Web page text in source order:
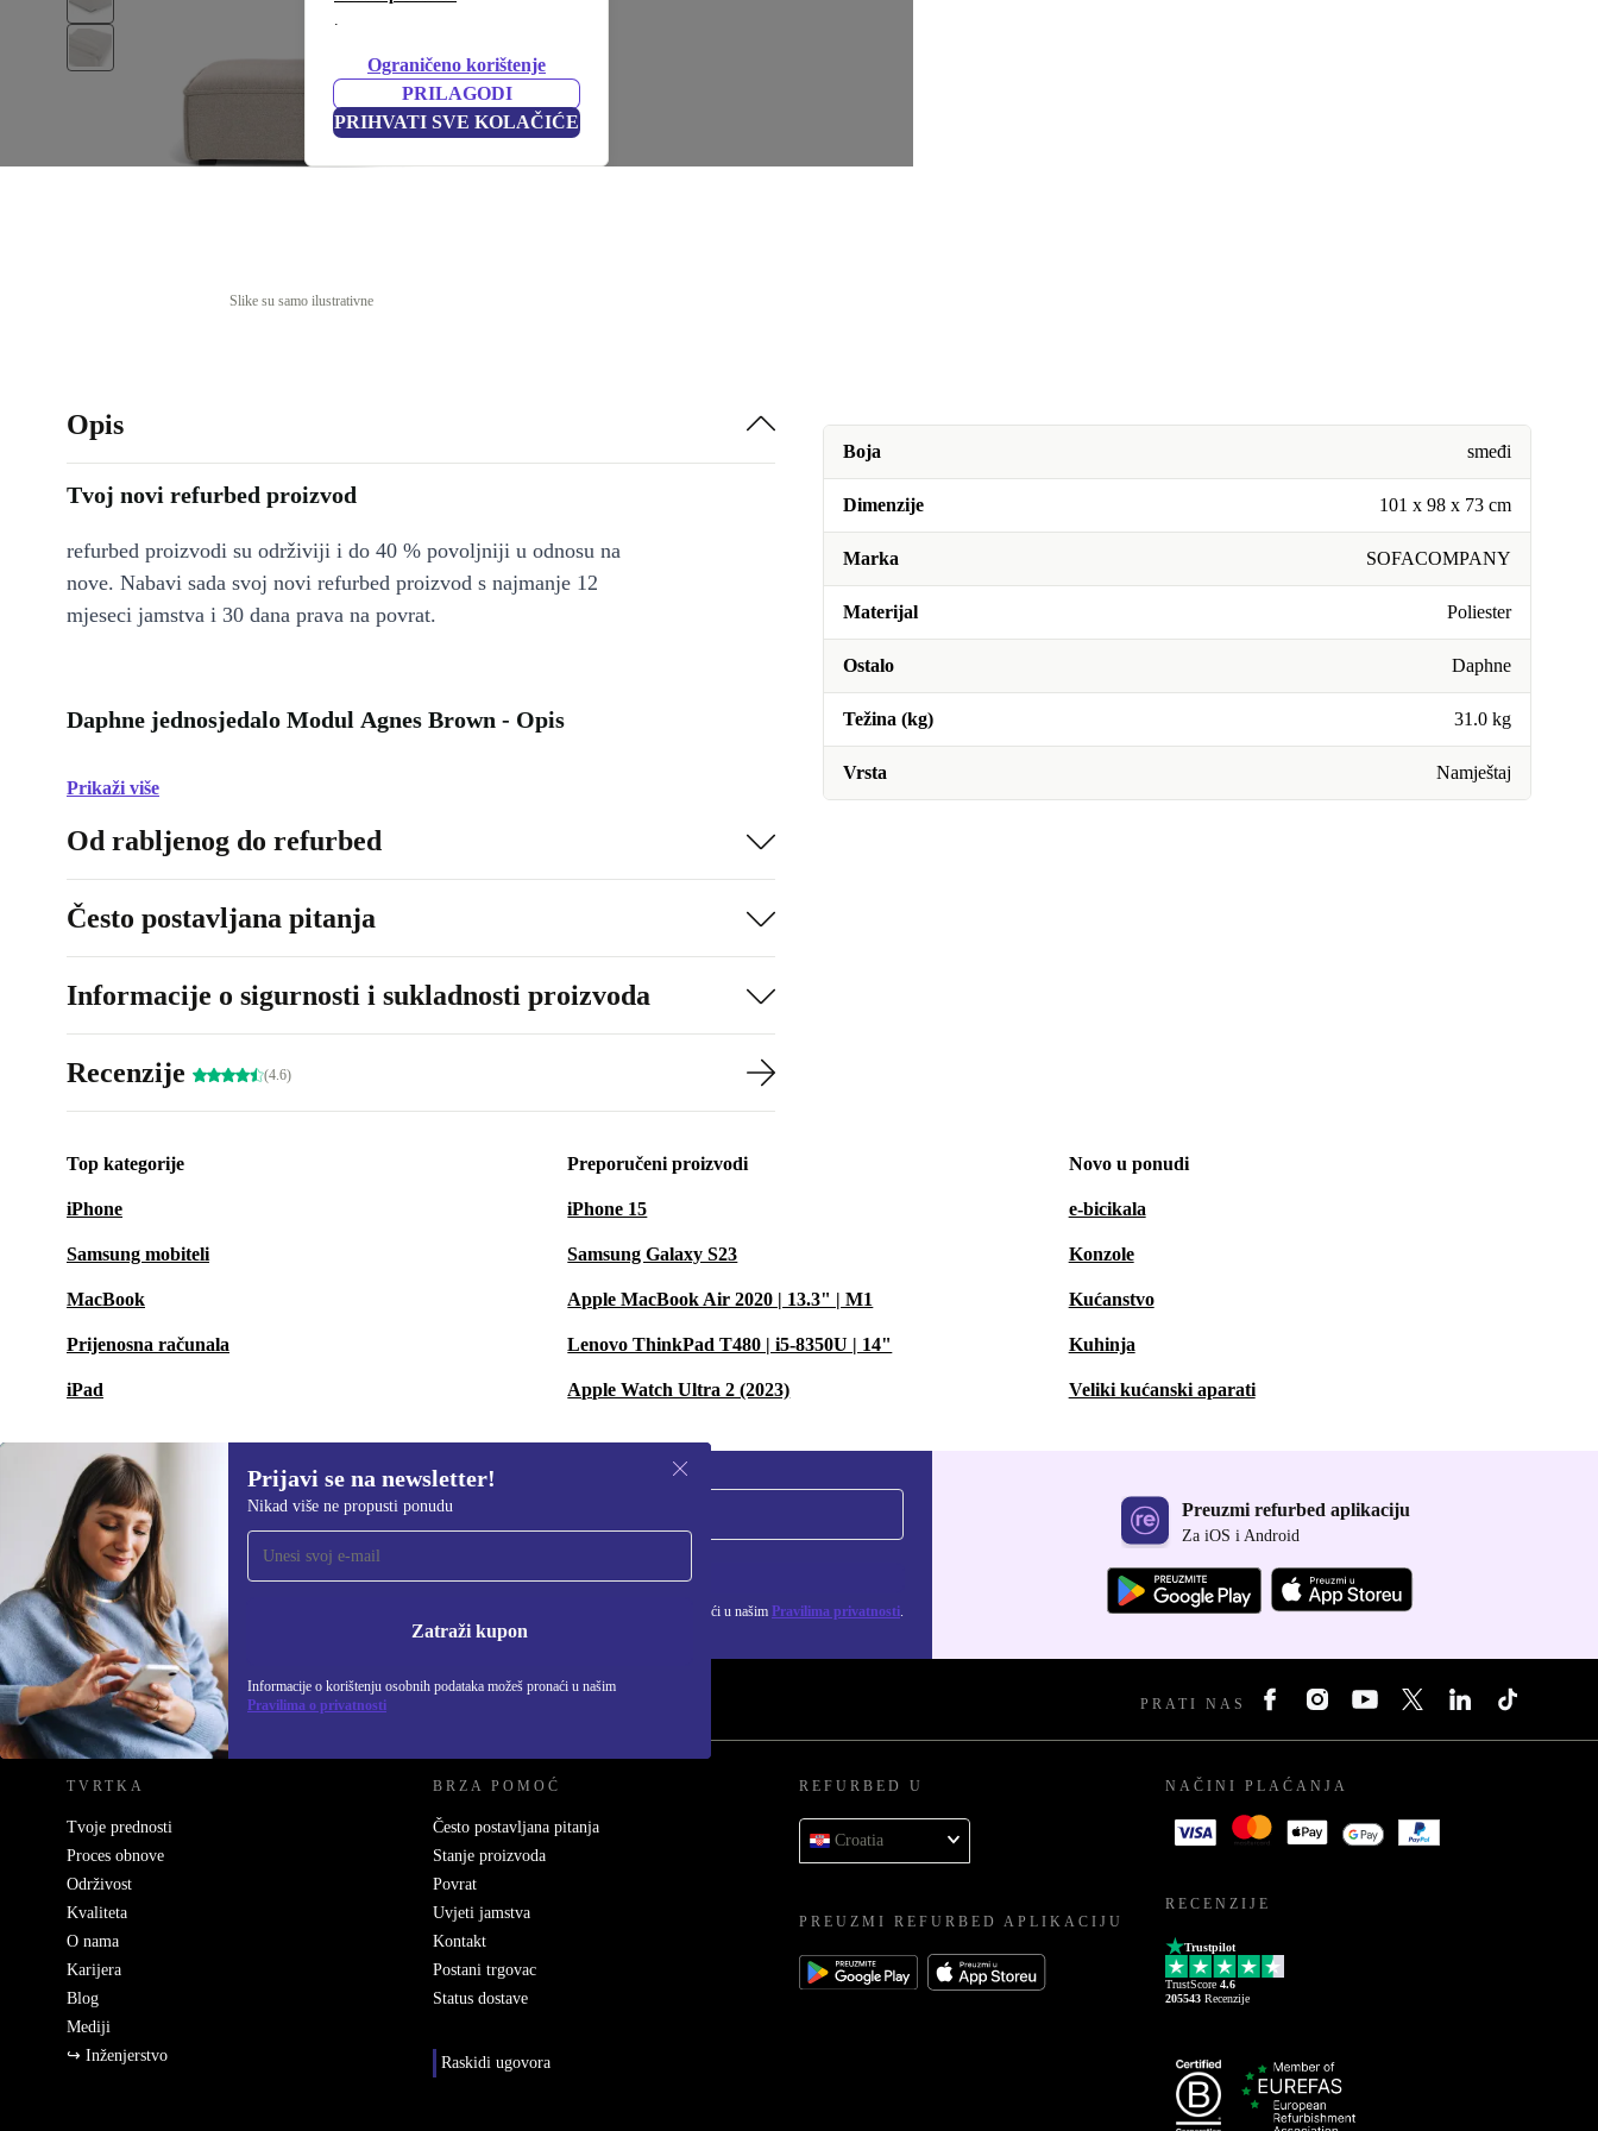
.
Ograničeno korištenje
PRILAGODI
PRIHVATI SVE KOLAČIĆE
Slike su samo ilustrativne
Boja smeđi
Dimenzije 101 x 98 x 73 cm
Marka SOFACOMPANY
Materijal Poliester
Ostalo Daphne
Težina (kg) 31.0 kg
Vrsta Namještaj
Opis
Tvoj novi refurbed proizvod
refurbed proizvodi su održiviji i do 40 % povoljniji u odnosu na
nove. Nabavi sada svoj novi refurbed proizvod s najmanje 12
mjeseci jamstva i 30 dana prava na povrat.
Daphne jednosjedalo Modul Agnes Brown - Opis
Prikaži više
Od rabljenog do refurbed
Često postavljana pitanja
Informacije o sigurnosti i sukladnosti proizvoda
Recenzije (4.6)
Top kategorije
iPhone
Samsung mobiteli
MacBook
Prijenosna računala
iPad
Preporučeni proizvodi
iPhone 15
Samsung Galaxy S23
Apple MacBook Air 2020 | 13.3" | M1
Lenovo ThinkPad T480 | i5-8350U | 14"
Apple Watch Ultra 2 (2023)
Novo u ponudi
e-bicikala
Konzole
Kućanstvo
Kuhinja
Veliki kućanski aparati
Prijavi se na newsletter!
Nikad više ne propusti ponudu
Zatraži kupon
Informacije o korištenju osobnih podataka možeš pronaći u našim
Pravilima o privatnosti
Prijavi se na newsletter!
Nikad više ne propusti ponudu. Zatraži kupon
Informacije o korištenju osobnih podataka možeš pronaći u našim Pravilima privatnosti.
Preuzmi refurbed aplikaciju
Za iOS i Android
REFURBED HRVATSKA - RETHINK NEW. PRATI NAS
TVRTKA
Tvoje prednosti
Proces obnove
Održivost
Kvaliteta
O nama
Karijera
Blog
Mediji
↪ Inženjerstvo
BRZA POMOĆ
Često postavljana pitanja
Stanje proizvoda
Povrat
Uvjeti jamstva
Kontakt
Postani trgovac
Status dostave
Raskidi ugovora
REFURBED U
Croatia
PREUZMI REFURBED APLIKACIJU
NAČINI PLAĆANJA
RECENZIJE
Trustpilot
TrustScore 4.6
205543 Recenzije